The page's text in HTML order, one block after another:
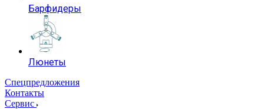
Барфидеры
Люнеты
Спецпредложения
Контакты
Сервис